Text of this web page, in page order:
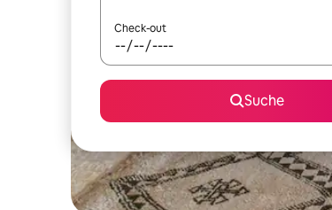
Check-out
Suche